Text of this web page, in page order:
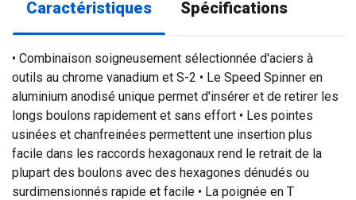
Caractéristiques Spécifications
• Combinaison soigneusement sélectionnée d'aciers à
outils au chrome vanadium et S-2 • Le Speed ​​Spinner en
aluminium anodisé unique permet d'insérer et de retirer les
longs boulons rapidement et sans effort • Les pointes
usinées et chanfreinées permettent une insertion plus
facile dans les raccords hexagonaux rend le retrait de la
plupart des boulons avec des hexagones dénudés ou
surdimensionnés rapide et facile • La poignée en T